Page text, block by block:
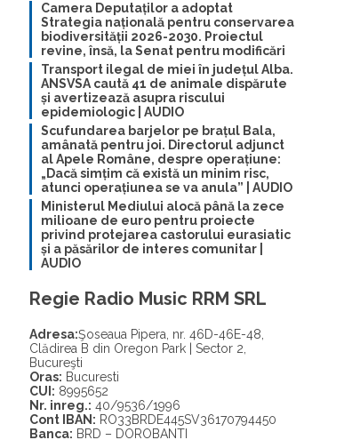
Camera Deputaților a adoptat
Strategia națională pentru conservarea
biodiversității 2026-2030. Proiectul
revine, însă, la Senat pentru modificări
Transport ilegal de miei în județul Alba.
ANSVSA caută 41 de animale dispărute
și avertizează asupra riscului
epidemiologic | AUDIO
Scufundarea barjelor pe brațul Bala,
amânată pentru joi. Directorul adjunct
al Apele Române, despre operațiune:
„Dacă simțim că există un minim risc,
atunci operațiunea se va anula” | AUDIO
Ministerul Mediului alocă până la zece
milioane de euro pentru proiecte
privind protejarea castorului eurasiatic
și a păsărilor de interes comunitar |
AUDIO
Regie Radio Music RRM SRL
Adresa:Şoseaua Pipera, nr. 46D-46E-48,
Clădirea B din Oregon Park | Sector 2,
Bucureşti
Oras: Bucuresti
CUI: 8995652
Nr. inreg.: 40/9536/1996
Cont IBAN: RO33BRDE445SV36170794450
Banca: BRD – DOROBANTI